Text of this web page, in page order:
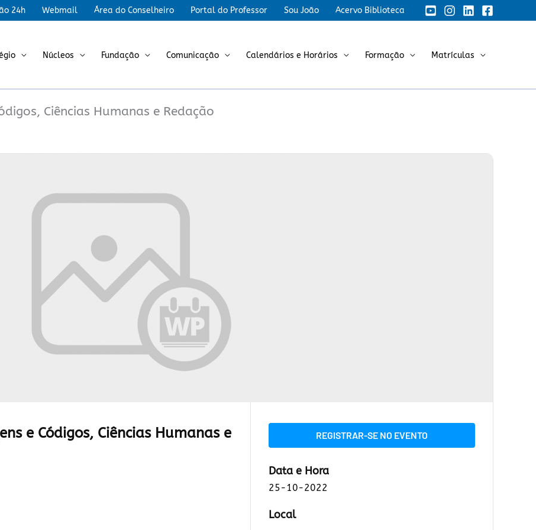
24h Webmail Área do Conselheiro Portal do Professor Sou João Acervo Biblioteca
Núcleos Fundação Comunicação Calendários e Horários Formação Matrículas
Ciências Humanas e Redação
e Códigos, Ciências Humanas e
REGISTRAR-SE NO EVENTO
Data e Hora
25-10-2022
Local